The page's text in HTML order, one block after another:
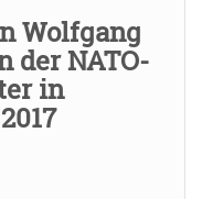
Wolfgang
der NATO-
in